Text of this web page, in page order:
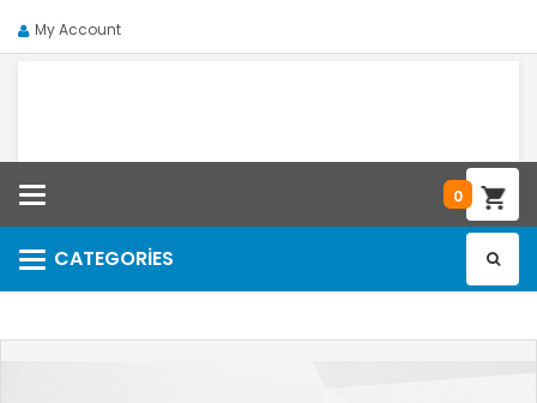
My Account
0
CATEGORIES
Categories